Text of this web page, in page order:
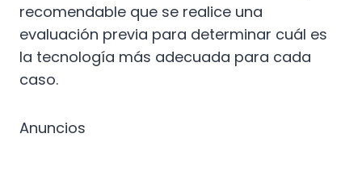
recomendable que se realice una
evaluación previa para determinar cuál es
la tecnología más adecuada para cada
caso.
Anuncios